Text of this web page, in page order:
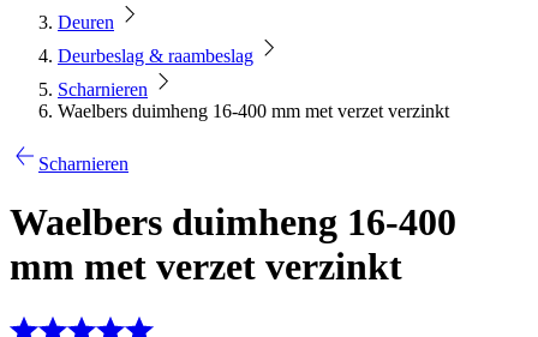
Deuren
Deurbeslag & raambeslag
Scharnieren
Waelbers duimheng 16-400 mm met verzet verzinkt
Scharnieren
Waelbers duimheng 16-400
mm met verzet verzinkt